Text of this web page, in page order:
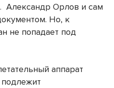
Александр Орлов и сам
Но, к
не попадает под
аппарат